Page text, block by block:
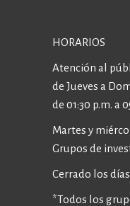
HORARIOS
Atención al
de Jueves a
de 01:30 p.m. a
Martes y
Grupos de
Cerrado los
*Todos los